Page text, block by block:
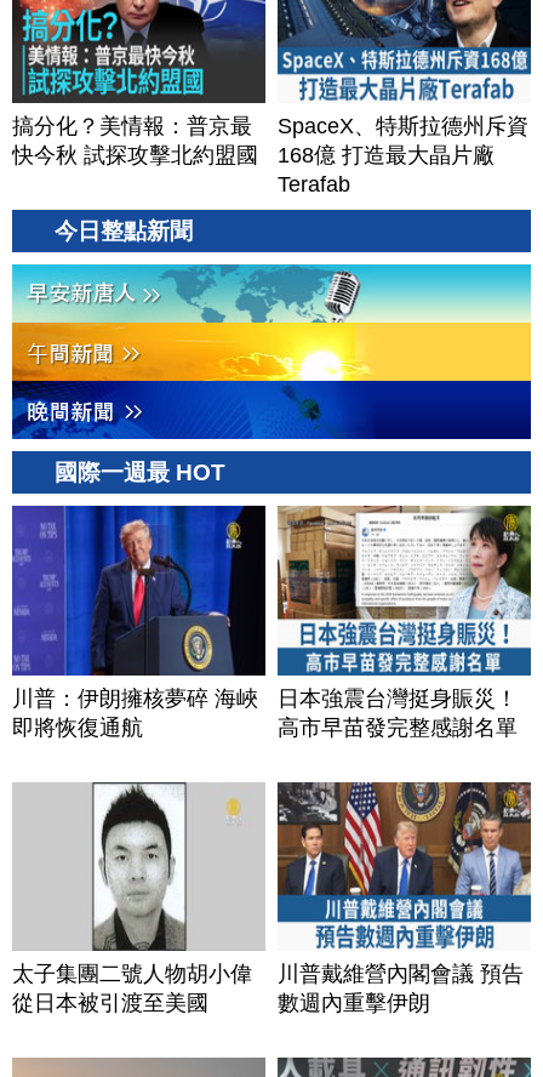
搞分化？美情報：普京最
快今秋 試探攻擊北約盟國
SpaceX、特斯拉德州斥資
168億 打造最大晶片廠
Terafab
今日整點新聞
國際一週最 HOT
川普：伊朗擁核夢碎 海峽
即將恢復通航
日本強震台灣挺身賑災！
高市早苗發完整感謝名單
太子集團二號人物胡小偉
從日本被引渡至美國
川普戴維營內閣會議 預告
數週內重擊伊朗